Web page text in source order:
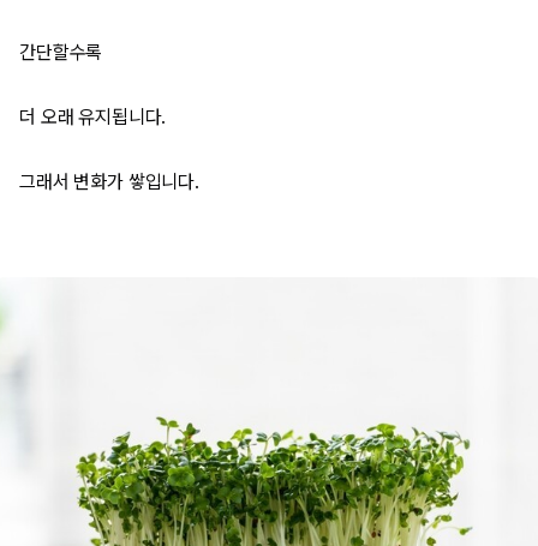
간단할수록
더 오래 유지됩니다.
그래서 변화가 쌓입니다.